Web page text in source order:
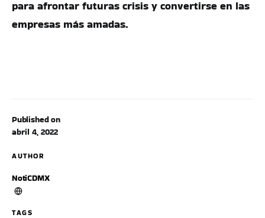
Published on
abril 4, 2022
AUTHOR
NotiCDMX
TAGS
para afrontar futuras crisis y convertirse en las
empresas más amadas.